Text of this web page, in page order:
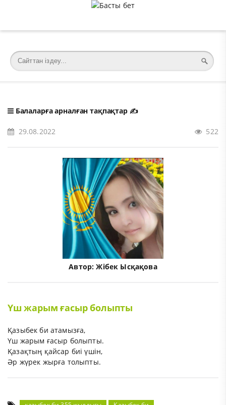
Балаларға арналған тақпақтар✍️
29.08.2022 522
Автор:Жібек Ысқақова
Үш жарым ғасыр болыпты
Қазыбек би атамызға,
Үш жарым ғасыр болыпты.
Қазақтың қайсар биі үшін,
Әр жүрек жырға толыпты.